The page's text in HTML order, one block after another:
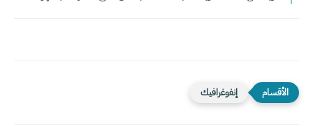
إنفوغرافيك